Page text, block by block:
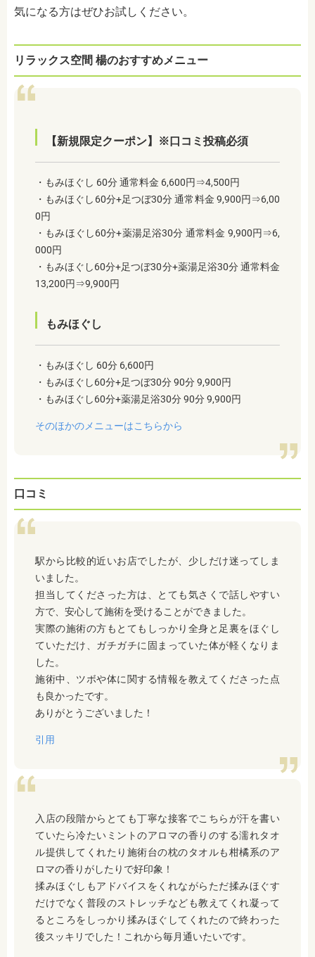
気になる方はぜひお試しください。
リラックス空間 楊のおすすめメニュー
【新規限定クーポン】※口コミ投稿必須
・もみほぐし 60分 通常料金 6,600円⇒4,500円
・もみほぐし60分+足つぼ30分 通常料金 9,900円⇒6,00
0円
・もみほぐし60分+薬湯足浴30分 通常料金 9,900円⇒6,
000円
・もみほぐし60分+足つぼ30分+薬湯足浴30分 通常料金
13,200円⇒9,900円
もみほぐし
・もみほぐし 60分 6,600円
・もみほぐし60分+足つぼ30分 90分 9,900円
・もみほぐし60分+薬湯足浴30分 90分 9,900円
そのほかのメニューはこちらから
口コミ
駅から比較的近いお店でしたが、少しだけ迷ってしま
いました。
担当してくださった方は、とても気さくで話しやすい
方で、安心して施術を受けることができました。
実際の施術の方もとてもしっかり全身と足裏をほぐし
ていただけ、ガチガチに固まっていた体が軽くなりま
した。
施術中、ツボや体に関する情報を教えてくださった点
も良かったです。
ありがとうございました！
引用
入店の段階からとても丁寧な接客でこちらが汗を書い
ていたら冷たいミントのアロマの香りのする濡れタオ
ル提供してくれたり施術台の枕のタオルも柑橘系のア
ロマの香りがしたりで好印象！
揉みほぐしもアドバイスをくれながらただ揉みほぐす
だけでなく普段のストレッチなども教えてくれ凝って
るところをしっかり揉みほぐしてくれたので終わった
後スッキリでした！これから毎月通いたいです。